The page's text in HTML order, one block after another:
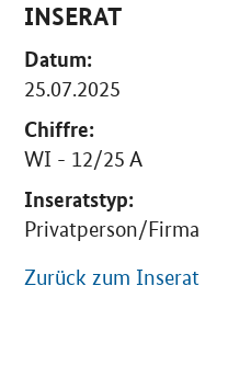
INSERAT
Datum:
25.07.2025
Chiffre:
WI - 12/25 A
Inseratstyp:
Privatperson/Firma
Zurück zum Inserat